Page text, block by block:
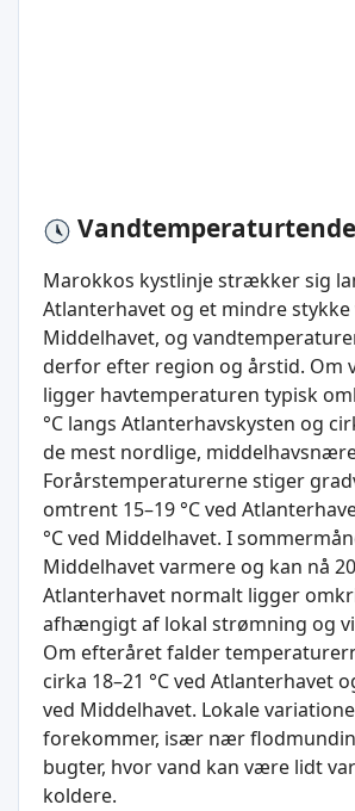
Marokkos kystlinje strækker sig
Atlanterhavet og et mindre stykke
Middelhavet, og
derfor efter region og årstid. Om
ligger havtemperaturen typisk
°C langs Atlanterhavskysten og
de mest nordlige,
Forårstemperaturerne stiger
omtrent 15–19 °C ved
°C ved Middelhavet. I
Middelhavet varmere og kan nå
Atlanterhavet normalt ligger
afhængigt af lokal strømning og
Om efteråret falder
cirka 18–21 °C ved Atlanterhavet
ved Middelhavet. Lokale
forekommer, især nær
bugter, hvor vand kan være lidt
koldere.